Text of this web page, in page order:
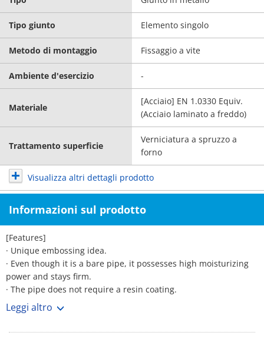
Tipo giunto Elemento singolo
Metodo di montaggio Fissaggio a vite
Ambiente d'esercizio -
Materiale
[Acciaio] EN 1.0330 Equiv.
(Acciaio laminato a freddo)
Trattamento superficie
Verniciatura a spruzzo a
forno
Visualizza altri dettagli prodotto
Informazioni sul prodotto
[Features]
· Unique embossing idea.
· Even though it is a bare pipe, it possesses high moisturizing
power and stays firm.
· The pipe does not require a resin coating.
· The joint force towards the resin pipe increases by
approximately 37. 5%.
Leggi altro